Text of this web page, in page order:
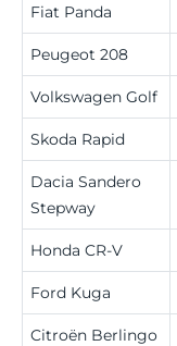
Fiat Panda
Peugeot 208
Volkswagen Golf
Skoda Rapid
Dacia Sandero
Stepway
Honda CR-V
Ford Kuga
Citroën Berlingo